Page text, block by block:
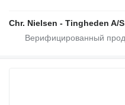
Chr. Nielsen - Tingheden A/S